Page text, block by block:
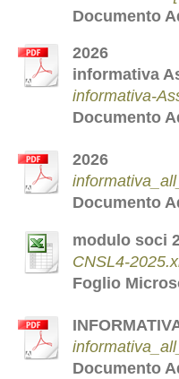
Documento
2026
informativa
informativa-
Documento
2026
Documento
modulo soci
CNSL4-
Foglio
Documento